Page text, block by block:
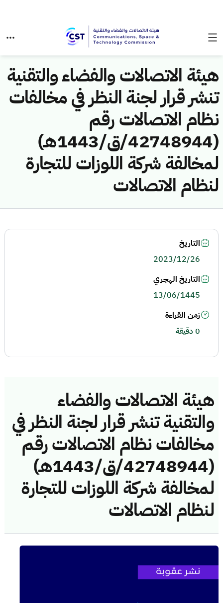
هيئة الاتصالات والفضاء والتقنية
تنشر قرار لجنة النظر في مخالفات
نظام الاتصالات رقم
(42748944/ق/1443هـ)
لمخالفة شركة اللوزات للتجارة
لنظام الاتصالات
هيئة الاتصالات والفضاء
والتقنية تنشر قرار لجنة النظر في
مخالفات نظام الاتصالات رقم
(42748944/ق/1443هـ)
لمخالفة شركة اللوزات للتجارة
لنظام الاتصالات
التاريخ
2023/12/26
التاريخ الهجري
13/06/1445
زمن القراءة
0 دقيقة